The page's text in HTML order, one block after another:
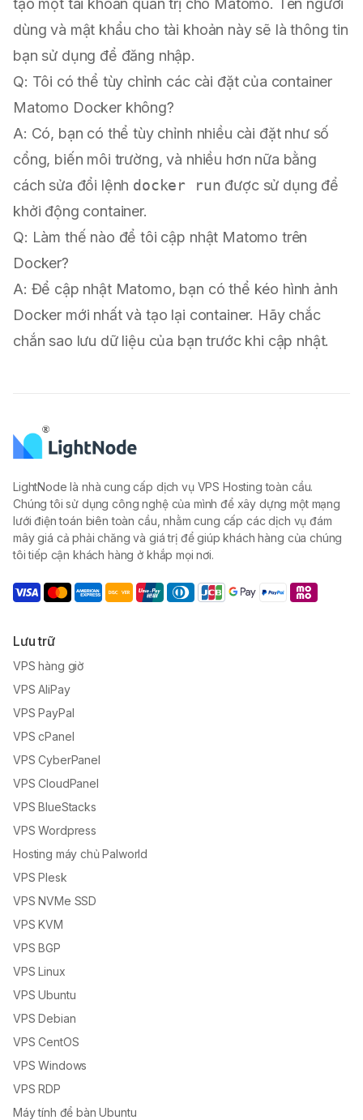
tạo một tài khoản quản trị cho Matomo. Tên người
dùng và mật khẩu cho tài khoản này sẽ là thông tin
bạn sử dụng để đăng nhập.
Q: Tôi có thể tùy chỉnh các cài đặt của container
Matomo Docker không?
A: Có, bạn có thể tùy chỉnh nhiều cài đặt như số
cổng, biến môi trường, và nhiều hơn nữa bằng
cách sửa đổi lệnh docker run được sử dụng để
khởi động container.
Q: Làm thế nào để tôi cập nhật Matomo trên
Docker?
A: Để cập nhật Matomo, bạn có thể kéo hình ảnh
Docker mới nhất và tạo lại container. Hãy chắc
chắn sao lưu dữ liệu của bạn trước khi cập nhật.
LightNode là nhà cung cấp dịch vụ VPS Hosting toàn cầu.
Chúng tôi sử dụng công nghệ của mình để xây dựng một mạng
lưới điện toán biên toàn cầu, nhằm cung cấp các dịch vụ đám
mây giá cả phải chăng và giá trị để giúp khách hàng của chúng
tôi tiếp cận khách hàng ở khắp mọi nơi.
Lưu trữ
VPS hàng giờ
VPS AliPay
VPS PayPal
VPS cPanel
VPS CyberPanel
VPS CloudPanel
VPS BlueStacks
VPS Wordpress
Hosting máy chủ Palworld
VPS Plesk
VPS NVMe SSD
VPS KVM
VPS BGP
VPS Linux
VPS Ubuntu
VPS Debian
VPS CentOS
VPS Windows
VPS RDP
Máy tính để bàn Ubuntu